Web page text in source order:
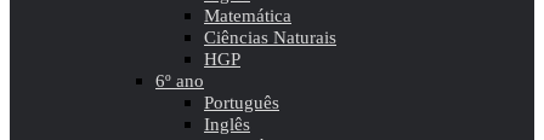
Matemática
Ciências Naturais
HGP
6º ano
Português
Inglês